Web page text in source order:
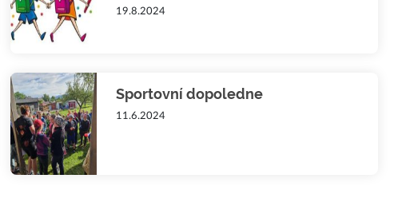
19.8.2024
Sportovní dopoledne
11.6.2024